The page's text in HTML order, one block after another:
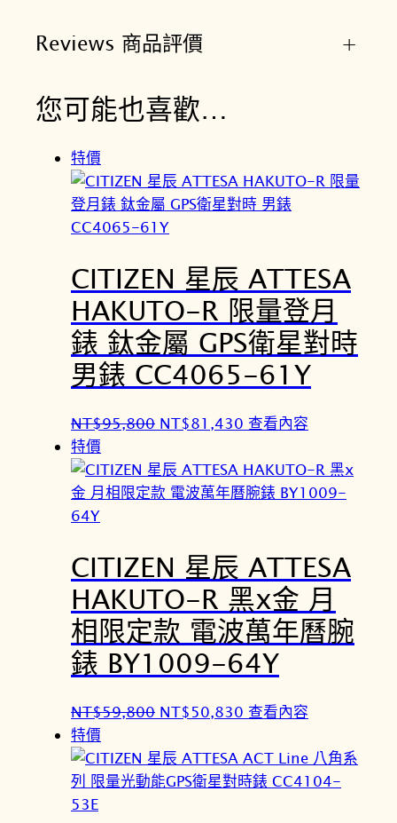
Reviews 商品評價 +
您可能也喜歡…
特價
CITIZEN 星辰 ATTESA
HAKUTO-R 限量登月
錶 鈦金屬 GPS衛星對時
男錶 CC4065-61Y
NT$95,800 原
價
格
T
$
9
5
,
8
0
NT$81,430 目
價
格
$
8
1
4
0
查看內容
特價
CITIZEN 星辰 ATTESA
HAKUTO-R 黑x金 月
相限定款 電波萬年曆腕
錶 BY1009-64Y
NT$59,800 原
價
格
NT$50,830 目
價
格
查看內容
特價